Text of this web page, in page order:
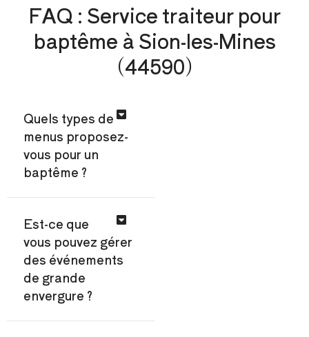
FAQ : Service traiteur pour
baptême à Sion-les-Mines
(44590)
Quels types de
menus proposez-
vous pour un
baptême ?
Est-ce que
vous pouvez gérer
des événements
de grande
envergure ?